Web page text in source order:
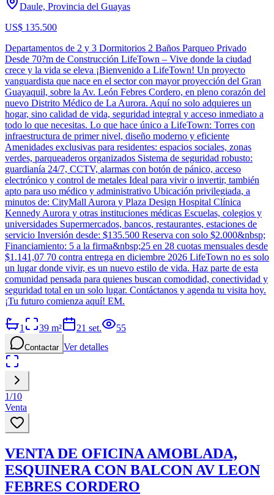
Daule, Provincia del Guayas
US$ 135.500
Departamentos de 2 y 3 Dormitorios 2 Baños Parqueo Privado
Desde 70?m de Construcción LifeTown – Vive donde la ciudad
crece y la vida se eleva ¡Bienvenido a LifeTown! Un proyecto
vanguardista que nace en el sector con mayor proyección del Gran
Guayaquil, sobre la Av. León Febres Cordero, en pleno corazón del
nuevo Distrito Médico de La Aurora. Aquí no solo adquieres un
hogar, sino calidad de vida, seguridad integral y acceso inmediato a
todo lo que necesitas. Lo que hace único a LifeTown: Torres con
infraestructura de primer nivel, diseño moderno y eficiente
Amenidades exclusivas para residentes: espacios sociales, zonas
verdes, parqueaderos organizados Sistema de seguridad robusto:
guardianía 24/7, CCTV, alarmas con botón de pánico, acceso
electrónico y control de metales Ideal para vivir o invertir, también
apto para uso médico y administrativo Ubicación privilegiada, a
minutos de: CityMall Aurora y Plaza Design Hospital Clínica
Kennedy Aurora y otras instituciones médicas Escuelas, colegios y
universidades Supermercados, bancos, restaurantes, estaciones de
servicio Inversión desde: $135.500 Reserva con solo $2.000&nbsp;
Financiamiento: 5 a la firma&nbsp;25 en 28 cuotas mensuales desde
$1.141,07 70 contra entrega en diciembre 2026 LifeTown no es solo
un lugar donde vivir, es un nuevo estilo de vida. Haz parte de esta
comunidad pensada para quienes buscan comodidad, conectividad y
seguridad total en un solo lugar. Contáctanos y agenda tu visita hoy.
¡Tu futuro comienza aquí! EM.
1 39 m² 21 set. 55
Contactar Ver detalles
1/10
Venta
VENTA DE OFICINA AMOBLADA,
ESQUINERA CON BALCON AV LEON
FEBRES CORDERO